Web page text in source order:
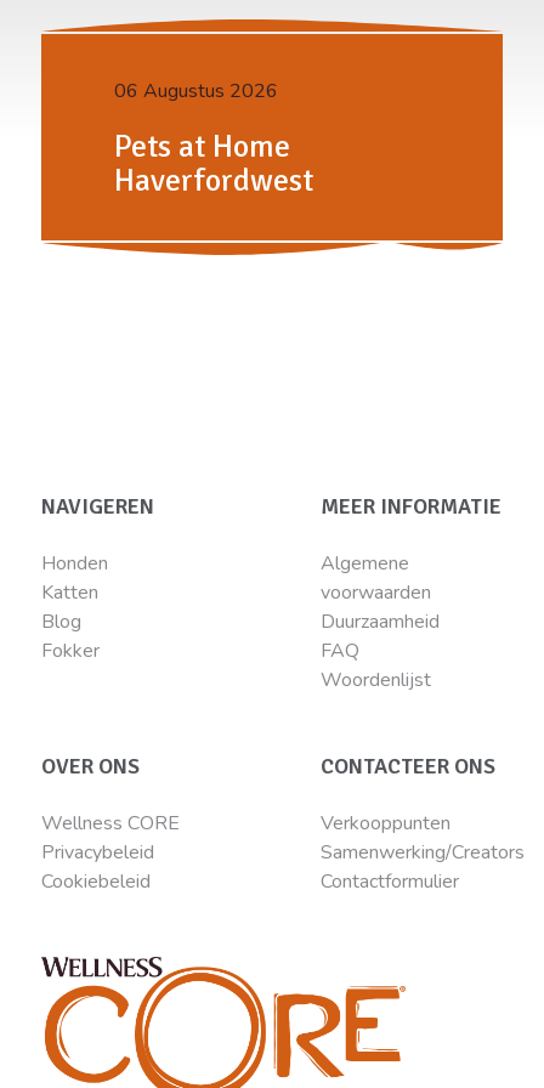
06 Augustus 2026
Pets at Home
Haverfordwest
NAVIGEREN
Honden
Katten
Blog
Fokker
MEER INFORMATIE
Algemene
voorwaarden
Duurzaamheid
FAQ
Woordenlijst
OVER ONS
Wellness CORE
Privacybeleid
Cookiebeleid
CONTACTEER ONS
Verkooppunten
Samenwerking/Creators
Contactformulier